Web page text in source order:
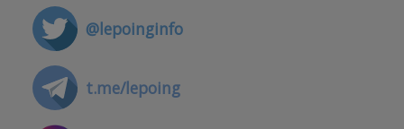
@lepoinginfo
t.me/lepoing